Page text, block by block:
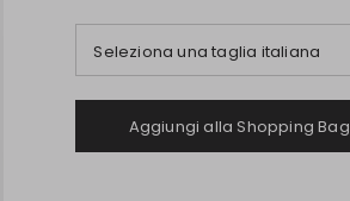
Seleziona una taglia italiana
Aggiungi alla Shopping Bag